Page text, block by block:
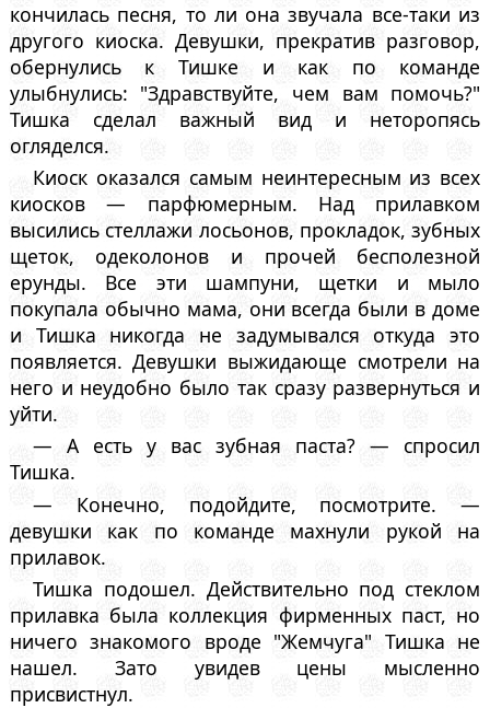
кончилась песня, то ли она звучала все-таки из
другого киоска. Девушки, прекратив разговор,
обернулись к Тишке и как по команде
улыбнулись: "Здравствуйте, чем вам помочь?"
Тишка сделал важный вид и неторопясь
огляделся.
Киоск оказался самым неинтересным из всех
киосков — парфюмерным. Над прилавком
высились стеллажи лосьонов, прокладок, зубных
щеток, одеколонов и прочей бесполезной
ерунды. Все эти шампуни, щетки и мыло
покупала обычно мама, они всегда были в доме
и Тишка никогда не задумывался откуда это
появляется. Девушки выжидающе смотрели на
него и неудобно было так сразу развернуться и
уйти.
— А есть у вас зубная паста? — спросил
Тишка.
— Конечно, подойдите, посмотрите. —
девушки как по команде махнули рукой на
прилавок.
Тишка подошел. Действительно под стеклом
прилавка была коллекция фирменных паст, но
ничего знакомого вроде "Жемчуга" Тишка не
нашел. Зато увидев цены мысленно
присвистнул.